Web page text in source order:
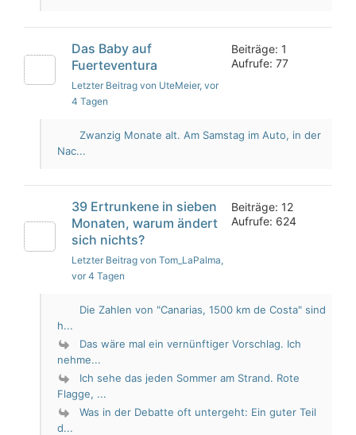
Das Baby auf
Fuerteventura
Letzter Beitrag von UteMeier, vor
4 Tagen
Beiträge: 1
Aufrufe: 77
Zwanzig Monate alt. Am Samstag im Auto, in der
Nac...
39 Ertrunkene in sieben
Monaten, warum ändert
sich nichts?
Letzter Beitrag von Tom_LaPalma,
vor 4 Tagen
Beiträge: 12
Aufrufe: 624
Die Zahlen von "Canarias, 1500 km de Costa" sind
h...
Das wäre mal ein vernünftiger Vorschlag. Ich
nehme...
Ich sehe das jeden Sommer am Strand. Rote
Flagge, ...
Was in der Debatte oft untergeht: Ein guter Teil
d...